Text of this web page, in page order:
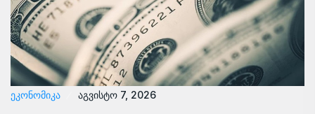
ᲔᲙᲝᲜᲝᲛᲘᲙᲐ აგვისტო 7, 2026